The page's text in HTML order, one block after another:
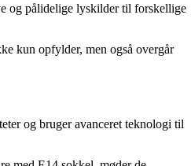
og pålidelige lyskilder til forskellige
kun opfylder, men også overgår
og bruger avanceret teknologi til